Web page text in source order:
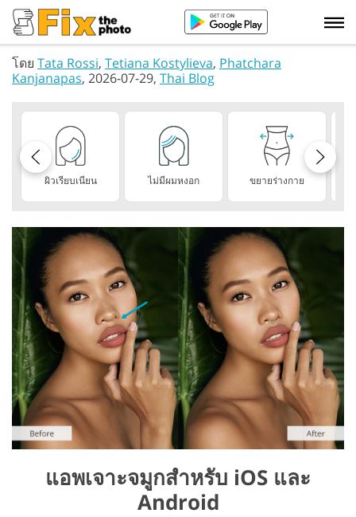
โดย Tata Rossi, Tetiana Kostylieva, Phatchara
Kanjanapas, 2026-07-29, Thai Blog
ผิวเรียบเนียน ไม่มีผมหงอก ขยายร่างกาย
แอพเจาะจมูกสำหรับ iOS และ
Android